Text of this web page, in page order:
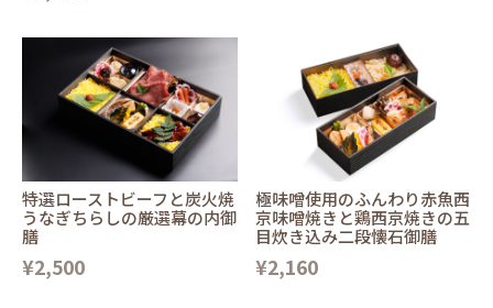
特選ローストビーフと炭火焼
うなぎちらしの厳選幕の内御
膳
¥2,500
極味噌使用のふんわり赤魚西
京味噌焼きと鶏西京焼きの五
目炊き込み二段懐石御膳
¥2,160